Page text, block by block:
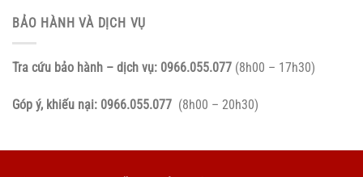
BẢO HÀNH VÀ DỊCH VỤ
Tra cứu bảo hành – dịch vụ: 0966.055.077 (8h00 – 17h30)
Góp ý, khiếu nại: 0966.055.077 (8h00 – 20h30)